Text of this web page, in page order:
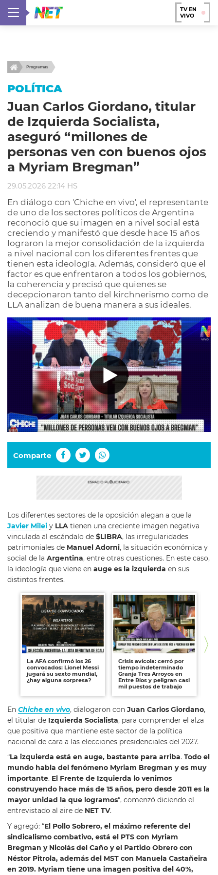
TV EN
VIVO
Programas
POLÍTICA
Juan Carlos Giordano, titular
de Izquierda Socialista,
aseguró “millones de
personas ven con buenos ojos
a Myriam Bregman”
29.05.2026 22:14 HS
En diálogo con 'Chiche en vivo', el representante
de uno de los sectores políticos de Argentina
reconoció que su imagen en a nivel social está
creciendo y manifestó que desde hace 15 años
lograron la mejor consolidación de la izquierda
a nivel nacional con los diferentes frentes que
tienen esta ideología. Además, consideró que el
factor es que enfrentaron a todos los gobiernos,
la coherencia y precisó que quienes se
decepcionaron tanto del kirchnerismo como de
LLA analizan de buena manera a sus ideales.
Comparte
Los diferentes sectores de la oposición alegan a que la
Javier Milei y LLA tienen una creciente imagen negativa
vinculada al escándalo de $LIBRA, las irregularidades
patrimoniales de Manuel Adorni, la situación económica y
social de la Argentina, entre otras cuestiones. En este caso,
la ideología que viene en auge es la izquierda en sus
distintos frentes.
La AFA confirmó los 26
convocados: Lionel Messi
jugará su sexto mundial,
¿hay alguna sorpresa?
Crisis avícola: cerró por
tiempo indeterminado
Granja Tres Arroyos en
Entre Ríos y peligran casi
mil puestos de trabajo
En Chiche en vivo, dialogaron con Juan Carlos Giordano,
el titular de Izquierda Socialista, para comprender el alza
que positiva que mantiene este sector de la política
nacional de cara a las elecciones presidenciales del 2027.
“La izquierda está en auge, bastante para arriba. Todo el
mundo habla del fenómeno Myriam Bregman y es muy
importante. El Frente de Izquierda lo venimos
construyendo hace más de 15 años, pero desde 2011 es la
mayor unidad la que logramos“, comenzó diciendo el
entrevistado al aire de NET TV.
Y agregó: “El Pollo Sobrero, el máximo referente del
sindicalismo combativo, está el PTS con Myriam
Bregman y Nicolás del Caño y el Partido Obrero con
Néstor Pitrola, además del MST con Manuela Castañeira
en 2019. Myriam tiene una imagen positiva del 40%,